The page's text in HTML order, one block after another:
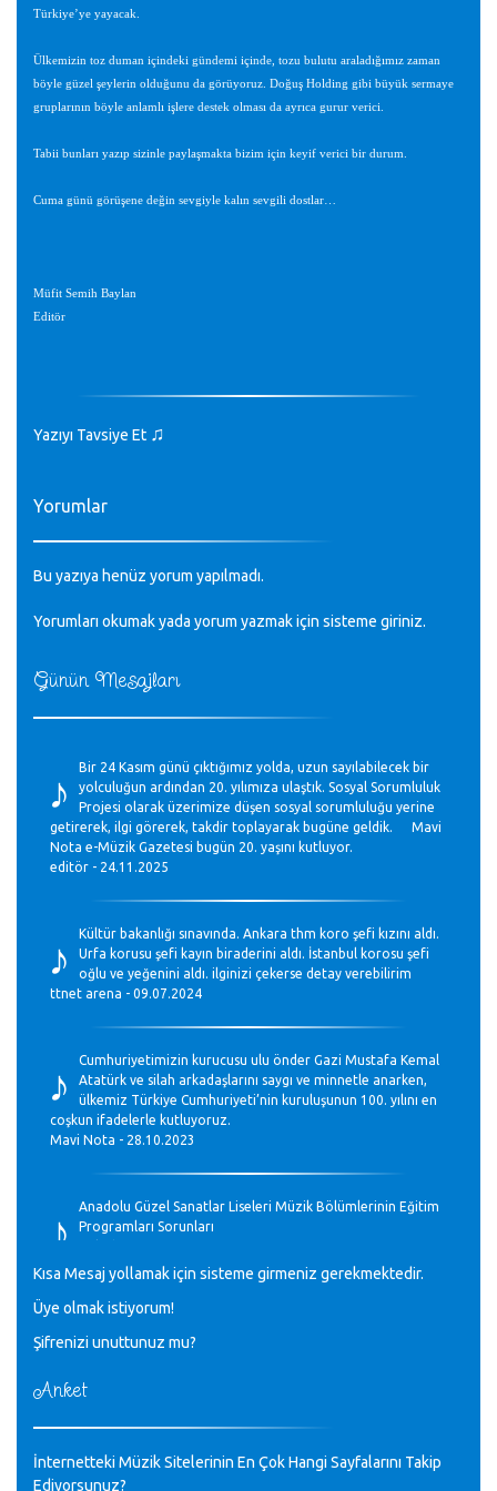
Günün Mesajları
♪
Bir 24 Kasım günü çıktığımız yolda, uzun sayılabilecek bir
yolculuğun ardından 20. yılımıza ulaştık. Sosyal Sorumluluk
Projesi olarak üzerimize düşen sosyal sorumluluğu yerine
getirerek, ilgi görerek, takdir toplayarak bugüne geldik. Mavi
Nota e-Müzik Gazetesi bugün 20. yaşını kutluyor.
editör - 24.11.2025
♪
Kültür bakanlığı sınavında. Ankara thm koro şefi kızını aldı.
Urfa korusu şefi kayın biraderini aldı. İstanbul korosu şefi
oğlu ve yeğenini aldı. ilginizi çekerse detay verebilirim
ttnet arena - 09.07.2024
♪
Cumhuriyetimizin kurucusu ulu önder Gazi Mustafa Kemal
Atatürk ve silah arkadaşlarını saygı ve minnetle anarken,
ülkemiz Türkiye Cumhuriyeti’nin kuruluşunun 100. yılını en
coşkun ifadelerle kutluyoruz.
Mavi Nota - 28.10.2023
♪
Anadolu Güzel Sanatlar Liseleri Müzik Bölümlerinin Eğitim
Programları Sorunları
♪
GEÇMİŞ OLSUN TÜRKİYE!
Mavi Nota - 07.02.2023
♪
30 yıl sonra karşılaşmak çok güzel Kurtuluş, teveccüh
M.Semih Baylan - 08.01.2023
Kısa Mesaj yollamak için sisteme girmeniz gerekmektedir.
Üye olmak istiyorum!
Şifrenizi unuttunuz mu?
Anket
İnternetteki Müzik Sitelerinin En Çok Hangi Sayfalarını Takip
Ediyorsunuz?
Türkiye’ye yayacak.
Ülkemizin toz duman içindeki gündemi içinde, tozu bulutu araladığımız zaman
böyle güzel şeylerin olduğunu da görüyoruz. Doğuş Holding gibi büyük sermaye
gruplarının böyle anlamlı işlere destek olması da ayrıca gurur verici.
Tabii bunları yazıp sizinle paylaşmakta bizim için keyif verici bir durum.
Cuma günü görüşene değin sevgiyle kalın sevgili dostlar…
Müfit Semih Baylan
Editör
Yazıyı Tavsiye Et ♫
Yorumlar
Bu yazıya henüz yorum yapılmadı.
Yorumları okumak yada yorum yazmak için sisteme giriniz.